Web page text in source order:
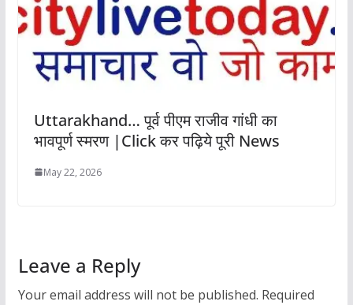
Uttarakhand… पूर्व पीएम राजीव गांधी का
भावपूर्ण स्मरण |Click कर पढ़िये पूरी News
May 22, 2026
Leave a Reply
Your email address will not be published. Required